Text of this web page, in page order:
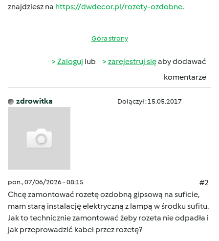
znajdziesz na https://dwdecor.pl/rozety-ozdobne.
Góra strony
Zaloguj lub zarejestruj sięaby dodawać
komentarze
zdrowitka Dołączył : 15.05.2017
pon., 07/06/2026 - 08:15
#2
Chcę zamontować rozetę ozdobną gipsową na suficie,
mam starą instalację elektryczną z lampą w środku sufitu.
Jak to technicznie zamontować żeby rozeta nie odpadła i
jak przeprowadzić kabel przez rozetę?